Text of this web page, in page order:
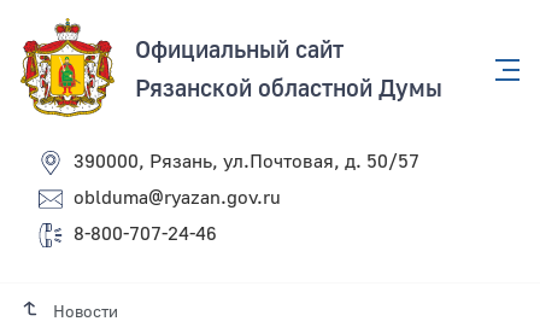
Официальный сайт
Рязанской областной Думы
390000, Рязань, ул.Почтовая, д. 50/57
oblduma@ryazan.gov.ru
8-800-707-24-46
Новости